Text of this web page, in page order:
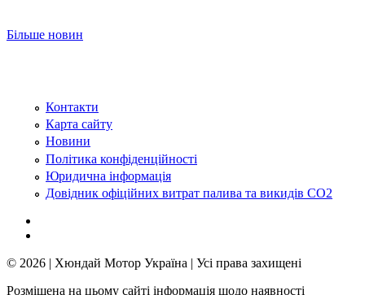
Більше новин
Контакти
Карта сайту
Новини
Політика конфіденційності
Юридична інформація
Довідник офіційних витрат палива та викидів СО2
© 2026 | Хюндай Мотор Україна | Усі права захищені
Розміщена на цьому сайті інформація щодо наявності